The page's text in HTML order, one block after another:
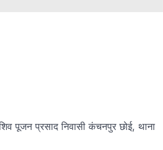
पूजन प्रसाद निवासी कंचनपुर छोई, थाना